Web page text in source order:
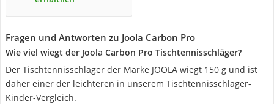
Fragen und Antworten zu Joola Carbon Pro
Wie viel wiegt der Joola Carbon Pro Tischtennisschläger?
Der Tischtennisschläger der Marke JOOLA wiegt 150 g und ist
daher einer der leichteren in unserem Tischtennisschläger-
Kinder-Vergleich.